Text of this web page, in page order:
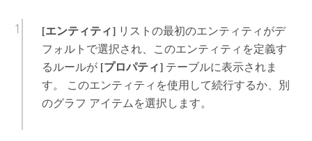
[エンティティ]リストの最初のエンティティがデ
フォルトで選択され、このエンティティを定義す
るルールが [プロパティ]テーブルに表示されま
す。 このエンティティを使用して続行するか、別
のグラフ アイテムを選択します。